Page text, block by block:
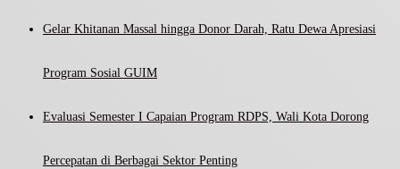
Gelar Khitanan Massal hingga Donor Darah, Ratu Dewa Apresiasi
Program Sosial GUIM
Evaluasi Semester I Capaian Program RDPS, Wali Kota Dorong
Percepatan di Berbagai Sektor Penting